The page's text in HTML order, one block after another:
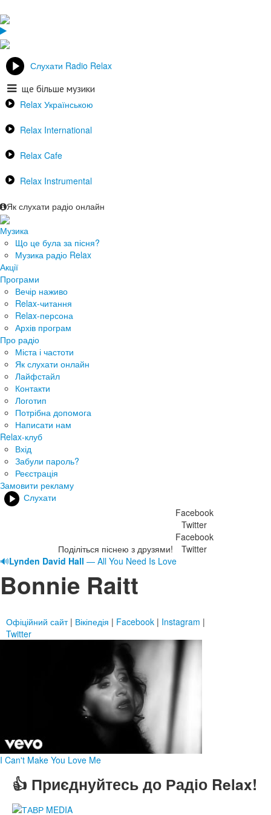
Слухати Radio Relax
ще більше музики
Relax Українською
Relax International
Relax Cafe
Relax Instrumental
Як слухати радіо онлайн
Музика
Що це була за пісня?
Музика радіо Relax
Акції
Програми
Вечір наживо
Relax-читання
Relax-персона
Архів програм
Про радіо
Міста і частоти
Як слухати онлайн
Лайфстайл
Контакти
Логотип
Потрібна допомога
Написати нам
Relax-клуб
Вхід
Забули пароль?
Реєстрація
Замовити рекламу
Слухати
Поділіться піснею з друзями!
Facebook
Twitter
Facebook
Twitter
🔊Lynden David Hall — All You Need Is Love
Bonnie Raitt
Офіційний сайт| Вікіпедія | Facebook | Instagram |
Twitter
I Can't Make You Love Me
👍 Приєднуйтесь до Радіо Relax!